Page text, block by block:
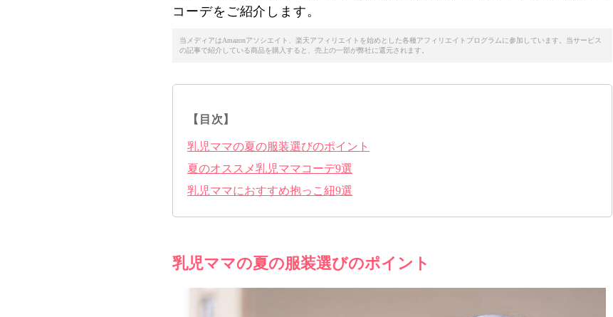
コーデをご紹介します。
当メディアはAmazonアソシエイト、楽天アフィリエイトを始めとした各種アフィリエイトプログラムに参加しています。当サービス
の記事で紹介している商品を購入すると、売上の一部が弊社に還元されます。
【目次】
乳児ママの夏の服装選びのポイント
夏のオススメ乳児ママコーデ9選
乳児ママにおすすめ抱っこ紐9選
乳児ママの夏の服装選びのポイント